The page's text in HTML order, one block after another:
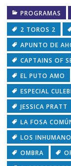
PROGRAMAS
2 TOROS 2
APUNTO DE
CAPTAINS OF
EL PUTO AMO
ESPECIAL
JESSICA PRATT
LA FOSA
LOS
OMBRA